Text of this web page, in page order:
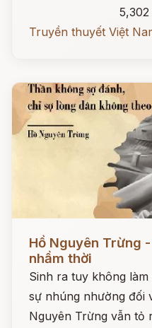
Truyền thuyết Việt
Đọc ngay
Hồ Nguyên Trừng
nhầm thời
Sinh ra tuy không
sự nhúng nhường đối
Nguyên Trừng vẫn tỏ